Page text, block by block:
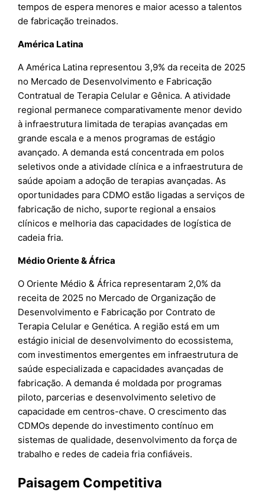
tempos de espera menores e maior acesso a talentos
de fabricação treinados.
América Latina
A América Latina representou 3,9% da receita de 2025
no Mercado de Desenvolvimento e Fabricação
Contratual de Terapia Celular e Gênica. A atividade
regional permanece comparativamente menor devido
à infraestrutura limitada de terapias avançadas em
grande escala e a menos programas de estágio
avançado. A demanda está concentrada em polos
seletivos onde a atividade clínica e a infraestrutura de
saúde apoiam a adoção de terapias avançadas. As
oportunidades para CDMO estão ligadas a serviços de
fabricação de nicho, suporte regional a ensaios
clínicos e melhoria das capacidades de logística de
cadeia fria.
Médio Oriente & África
O Oriente Médio & África representaram 2,0% da
receita de 2025 no Mercado de Organização de
Desenvolvimento e Fabricação por Contrato de
Terapia Celular e Genética. A região está em um
estágio inicial de desenvolvimento do ecossistema,
com investimentos emergentes em infraestrutura de
saúde especializada e capacidades avançadas de
fabricação. A demanda é moldada por programas
piloto, parcerias e desenvolvimento seletivo de
capacidade em centros-chave. O crescimento das
CDMOs depende do investimento contínuo em
sistemas de qualidade, desenvolvimento da força de
trabalho e redes de cadeia fria confiáveis.
Paisagem Competitiva